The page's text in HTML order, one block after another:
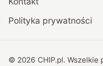
Polityka prywatności
© 2026 CHIP.pl. Wszelkie